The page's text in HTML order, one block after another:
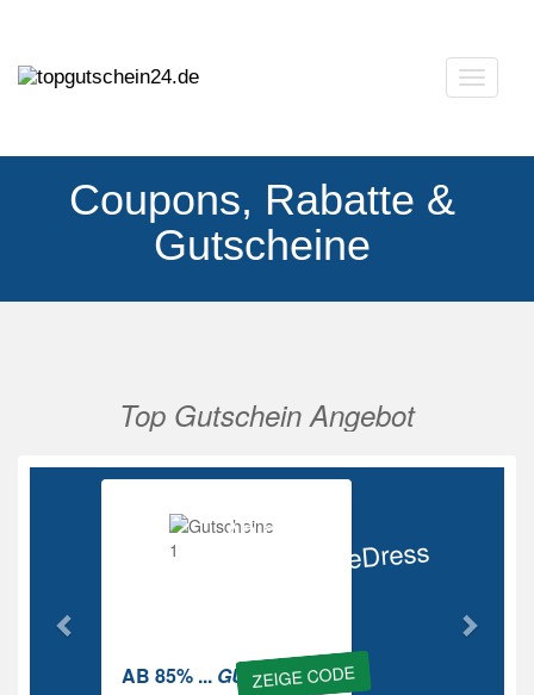
Coupons, Rabatte &
Gutscheine
Top Gutschein Angebot
Ab 85%
BabyOnlineDress
ZEIGE CODE
AB 85% ... GUTSCHEIN
Vorherige